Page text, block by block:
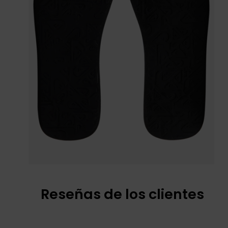
Reseñas de los clientes